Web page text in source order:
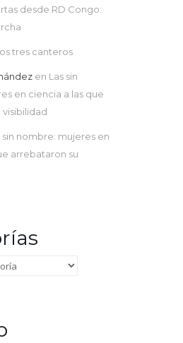
desde RD Congo:
tres canteros
en Las sin
en ciencia a las que
sin nombre: mujeres en
arrebataron su